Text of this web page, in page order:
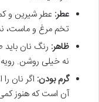
عطر: عطر شیرین و
تخم مرغ و ماست،
ظاهر: رنگ نان باید
نه خیلی روشن.
گرم بودن: اگر نان
آن است که هنوز